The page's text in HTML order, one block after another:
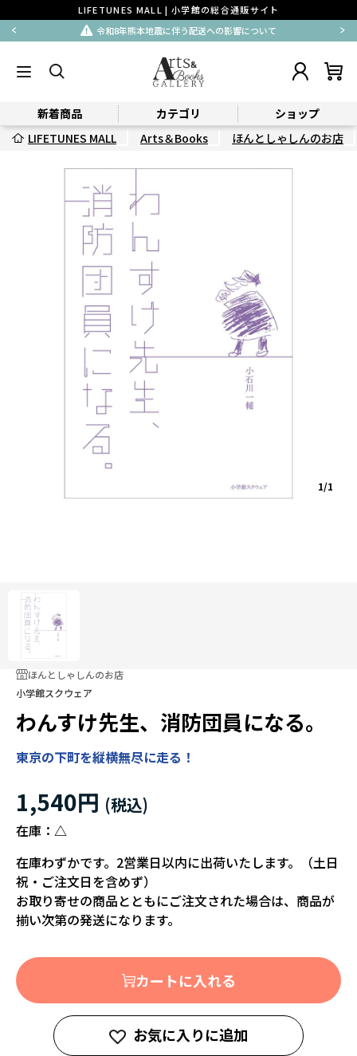
LIFETUNES MALL | 小学館の総合通販サイト
令和8年熊本地震に伴う配送への影響について
新着商品 カテゴリ
ショップ
LIFETUNES MALL
Arts＆Books ほんとしゃしんのお店
1/1
ほんとしゃしんのお店
小学館スクウェア
わんすけ先生、消防団員になる。
東京の下町を縦横無尽に走る！
1,540円
在庫： △
在庫わずかです。2営業日以内に出荷いたします。（土日
祝・ご注文日を含めず）
お取り寄せの商品とともにご注文された場合は、商品が
揃い次第の発送になります。
カートに入れる
お気に入りに追加